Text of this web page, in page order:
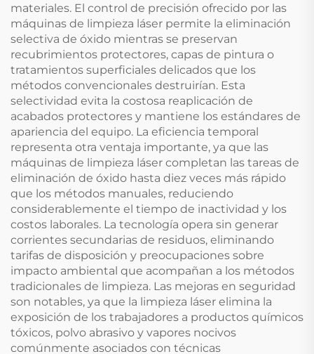
materiales. El control de precisión ofrecido por las
máquinas de limpieza láser permite la eliminación
selectiva de óxido mientras se preservan
recubrimientos protectores, capas de pintura o
tratamientos superficiales delicados que los
métodos convencionales destruirían. Esta
selectividad evita la costosa reaplicación de
acabados protectores y mantiene los estándares de
apariencia del equipo. La eficiencia temporal
representa otra ventaja importante, ya que las
máquinas de limpieza láser completan las tareas de
eliminación de óxido hasta diez veces más rápido
que los métodos manuales, reduciendo
considerablemente el tiempo de inactividad y los
costos laborales. La tecnología opera sin generar
corrientes secundarias de residuos, eliminando
tarifas de disposición y preocupaciones sobre
impacto ambiental que acompañan a los métodos
tradicionales de limpieza. Las mejoras en seguridad
son notables, ya que la limpieza láser elimina la
exposición de los trabajadores a productos químicos
tóxicos, polvo abrasivo y vapores nocivos
comúnmente asociados con técnicas